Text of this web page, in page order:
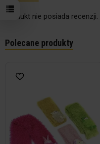
Produkt nie posiada recenzji.
Polecane produkty